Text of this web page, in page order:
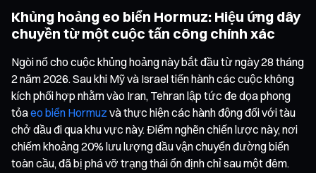
Khủng hoảng eo biển Hormuz: Hiệu ứng dây
chuyền từ một cuộc tấn công chính xác
Ngòi nổ cho cuộc khủng hoảng này bắt đầu từ ngày 28 tháng
2 năm 2026. Sau khi Mỹ và Israel tiến hành các cuộc không
kích phối hợp nhằm vào Iran, Tehran lập tức đe dọa phong
tỏaeo biển Hormuz và thực hiện các hành động đối với tàu
chở dầu đi qua khu vực này. Điểm nghẽn chiến lược này, nơi
chiếm khoảng 20% lưu lượng dầu vận chuyển đường biển
toàn cầu, đã bị phá vỡ trạng thái ổn định chỉ sau một đêm.